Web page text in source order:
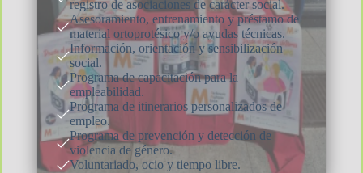
registro de asociaciones de carácter social.
Asesoramiento, entrenamiento y préstamo de
material ortoprotésico y/o ayudas técnicas.
Información, orientación y sensibilización
social.
Programa de capacitación para la
empleabilidad.
Programa de itinerarios personalizados de
empleo.
Programa de prevención y detección de
violencia de género.
Voluntariado, ocio y tiempo libre.